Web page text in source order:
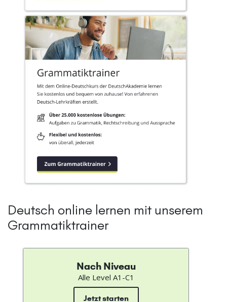
Deutsch online lernen mit unserem
Grammatiktrainer
Nach Niveau
Alle Level A1-C1
Jetzt starten